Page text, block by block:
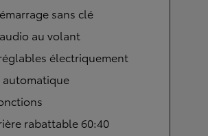
sans clé
au volant
électriquement
rabattable 60:40